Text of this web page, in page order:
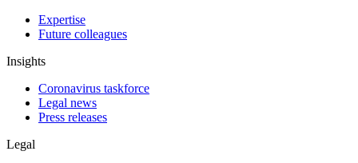
Expertise
Future colleagues
Insights
Coronavirus taskforce
Legal news
Press releases
Legal